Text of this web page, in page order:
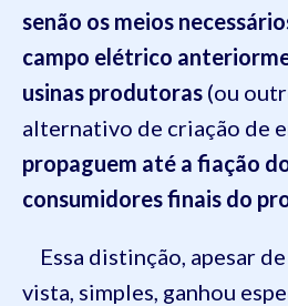
senão os meios
campo elétrico
usinas produtoras (ou
alternativo de criação de
propaguem até a fiação
consumidores finais do
Essa distinção, apesar
vista, simples, ganhou